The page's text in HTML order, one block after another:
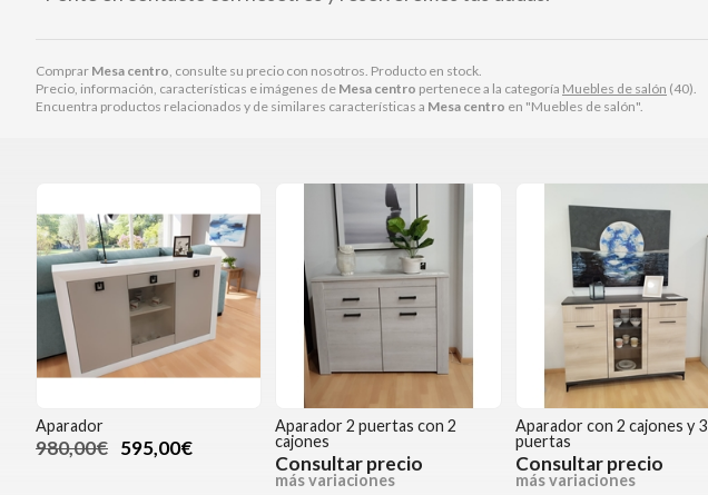
Comprar Mesa centro, consulte su precio con nosotros. Producto en stock.
Precio, información, características e imágenes de Mesa centro pertenece a la categoría Muebles de salón (40).
Encuentra productos relacionados y de similares características a Mesa centro en "Muebles de salón".
Aparador
980,00€ 595,00€
Aparador 2 puertas con 2
cajones
Consultar precio
más variaciones
Aparador con 2 cajones y 3
puertas
Consultar precio
más variaciones